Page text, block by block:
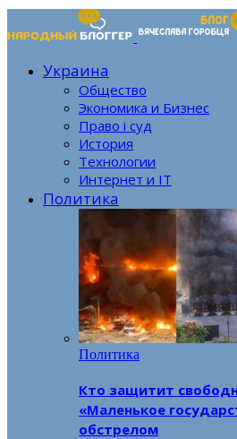
Украина
Общество
Экономика и Бизнес
Право і суд
История
Технологии
Интернет и IT
Политика
Политика
Кто защитит
«Маленькое
обстрелом